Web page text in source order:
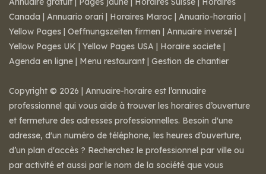
Canada | Annuario orari | Horaires Maroc | Anuario-horario |
Yellow Pages | Oeffnungszeiten firmen | Annuaire inversé |
Yellow Pages UK | Yellow Pages USA | Horaire societe |
Agenda en ligne | Menu restaurant | Gestion de chantier
Copyright © 2026 | Annuaire-horaire est l’annuaire
professionnel qui vous aide à trouver les horaires d’ouverture
et fermeture des adresses professionnelles. Besoin d'une
adresse, d'un numéro de téléphone, les heures d’ouverture,
d’un plan d'accès ? Recherchez le professionnel par ville ou
par activité et aussi par le nom de la société que vous